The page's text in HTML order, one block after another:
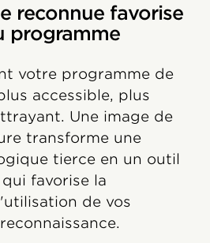
reconnue favorise
programme
votre programme de
accessible, plus
Une image de
transforme une
tierce en un outil
favorise la
de vos